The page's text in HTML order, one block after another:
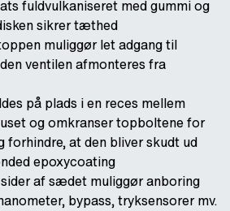
fuldvulkaniseret med gummi og
sikrer tæthed
muliggør let adgang til
ventilen afmonteres fra
på plads i en reces mellem
og omkranser topboltene for
at den bliver skudt ud
epoxycoating
af sædet muliggør anboring
bypass, tryksensorer mv.